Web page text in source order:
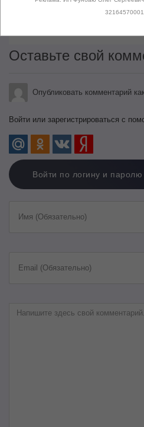
Оставьте свой
Опубликовать комментарий
Войти или зарегистрироваться с
Войти по логину и паролю
Имя (Обязательно)
Email (Обязательно)